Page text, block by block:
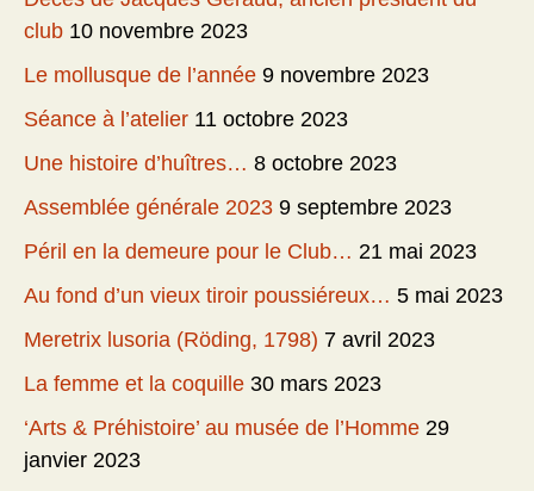
club 10 novembre 2023
Le mollusque de l’année 9 novembre 2023
Séance à l’atelier 11 octobre 2023
Une histoire d’huîtres… 8 octobre 2023
Assemblée générale 2023 9 septembre 2023
Péril en la demeure pour le Club… 21 mai 2023
Au fond d’un vieux tiroir poussiéreux… 5 mai 2023
Meretrix lusoria (Röding, 1798) 7 avril 2023
La femme et la coquille 30 mars 2023
‘Arts & Préhistoire’ au musée de l’Homme 29
janvier 2023